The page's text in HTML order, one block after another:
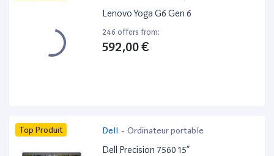
Lenovo Yoga G6 Gen 6
246 offers from:
592,00 €
Top Produit Dell - Ordinateur portable
Dell Precision 7560 15”